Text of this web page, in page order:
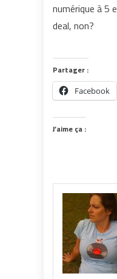
numérique à 5
deal, non?
Partager :
Facebook
J’aime ça :